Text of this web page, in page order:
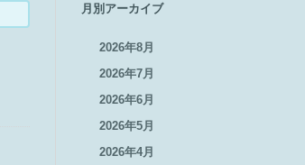
月別アーカイブ
2026年8月
2026年7月
2026年6月
2026年5月
2026年4月